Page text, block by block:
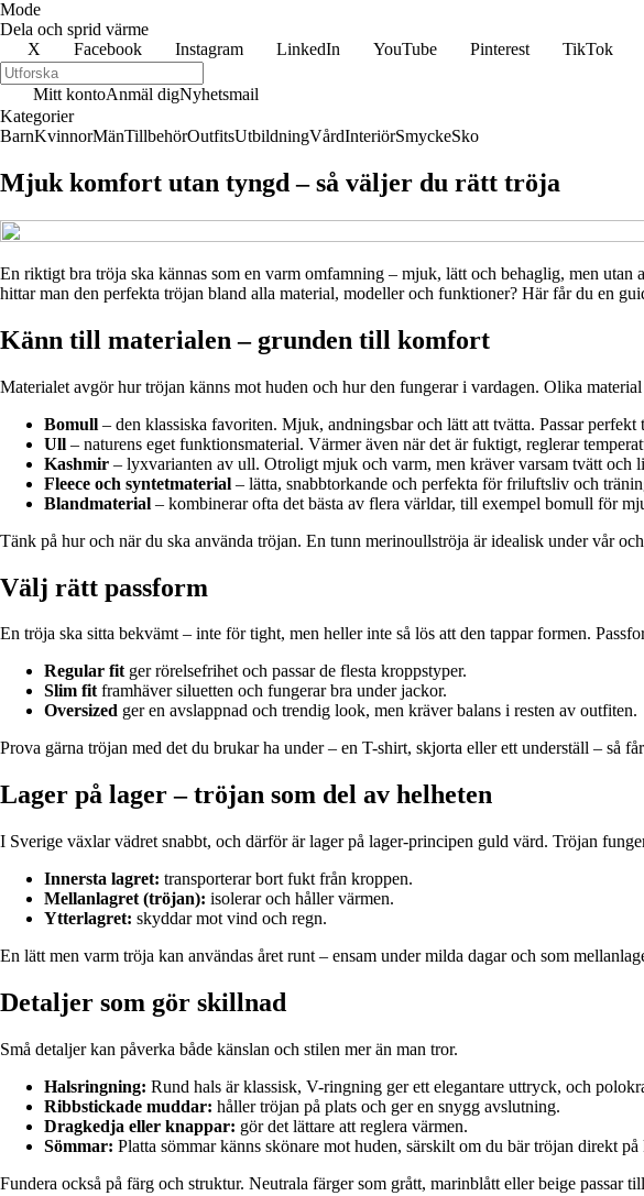
Mode
Dela och sprid värme
X
Facebook Instagram LinkedIn YouTube Pinterest TikTok
Mitt kontoAnmäl digNyhetsmail
Kategorier
BarnKvinnorMänTillbehörOutfitsUtbildningVårdInteriörSmyckeSko
Mjuk komfort utan tyngd – så väljer du rätt tröja
En riktigt bra tröja ska kännas som en varm omfamning – mjuk, lätt och behaglig, men
hittar man den perfekta tröjan bland alla material, modeller och funktioner? Här får du en
Känn till materialen – grunden till komfort
Materialet avgör hur tröjan känns mot huden och hur den fungerar i vardagen. Olika
Bomull – den klassiska favoriten. Mjuk, andningsbar och lätt att tvätta. Passar
Ull – naturens eget funktionsmaterial. Värmer även när det är fuktigt, reglerar
Kashmir – lyxvarianten av ull. Otroligt mjuk och varm, men kräver varsam tvätt och
Fleece och syntetmaterial – lätta, snabbtorkande och perfekta för friluftsliv och
Blandmaterial – kombinerar ofta det bästa av flera världar, till exempel bomull för
Tänk på hur och när du ska använda tröjan. En tunn merinoullströja är idealisk under vår
Välj rätt passform
En tröja ska sitta bekvämt – inte för tight, men heller inte så lös att den tappar formen.
Regular fitger rörelsefrihet och passar de flesta kroppstyper.
Slim fitframhäver siluetten och fungerar bra under jackor.
Oversized ger en avslappnad och trendig look, men kräver balans i resten av outfiten.
Prova gärna tröjan med det du brukar ha under – en T-shirt, skjorta eller ett underställ – så
Lager på lager – tröjan som del av helheten
I Sverige växlar vädret snabbt, och därför är lager på lager-principen guld värd. Tröjan
Innersta lagret: transporterar bort fukt från kroppen.
Mellanlagret (tröjan): isolerar och håller värmen.
Ytterlagret: skyddar mot vind och regn.
En lätt men varm tröja kan användas året runt – ensam under milda dagar och som
Detaljer som gör skillnad
Små detaljer kan påverka både känslan och stilen mer än man tror.
Halsringning: Rund hals är klassisk, V-ringning ger ett elegantare uttryck, och
Ribbstickade muddar: håller tröjan på plats och ger en snygg avslutning.
Dragkedja eller knappar: gör det lättare att reglera värmen.
Sömmar: Platta sömmar känns skönare mot huden, särskilt om du bär tröjan direkt på
Fundera också på färg och struktur. Neutrala färger som grått, marinblått eller beige passar